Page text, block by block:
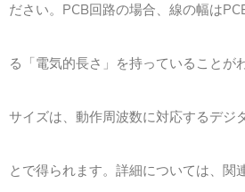
ださい。PCB回路の場合、線の幅は
る「電気的長さ」を持っていることが
サイズは、動作周波数に対応するデジ
とで得られます。詳細については、関